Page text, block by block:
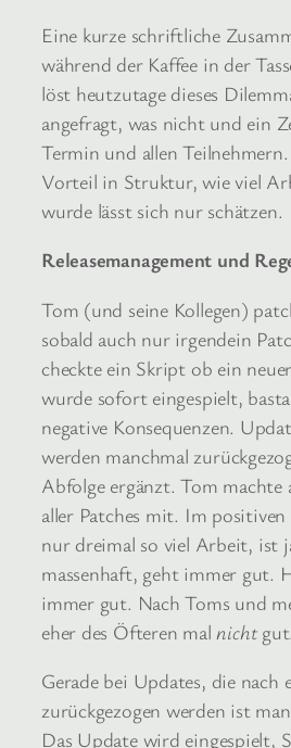
Eine kurze schriftliche
während der Kaffee in der
löst heutzutage dieses
angefragt, was nicht und ein
Termin und allen
Vorteil in Struktur, wie viel
wurde lässt sich nur schätzen.
Releasemanagement und
Tom (und seine Kollegen)
sobald auch nur irgendein
checkte ein Skript ob ein
wurde sofort eingespielt,
negative Konsequenzen.
werden manchmal
Abfolge ergänzt. Tom machte
aller Patches mit. Im positiven
nur dreimal so viel Arbeit, ist
massenhaft, geht immer gut.
immer gut. Nach Toms und
eher des Öfteren mal nichtgut.
Gerade bei Updates, die nach
zurückgezogen werden ist
Das Update wird eingespielt,